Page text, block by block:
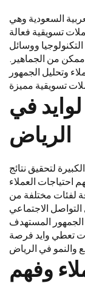
السعودية وهي
تسويقية فعالة
ووسائل
ممكن من الجماهير.
وتحليل الجمهور
في
الرياض
لتحقيق نتائج
احتياجات العملاء
لفئات مختلفة من
التواصل الاجتماعي
المستهدف
تعطي وايد فرصة
وفهم